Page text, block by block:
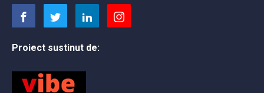
Proiect sustinut de: